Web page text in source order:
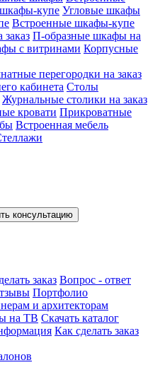
купе Угловые шкафы
Встроенные шкафы-купе
П-образные шкафы на
с витринами Корпусные
перегородки на заказ
кабинета Столы
Журнальные столики на заказ
кровати Прикроватные
Встроенная мебель
консультацию
заказ Вопрос - ответ
Портфолио
и архитекторам
на ТВ Скачать каталог
Как сделать заказ